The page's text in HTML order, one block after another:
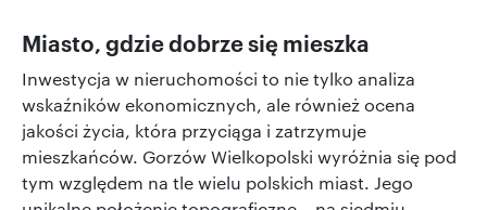
Miasto, gdzie dobrze się mieszka
Inwestycja w nieruchomości to nie tylko analiza
wskaźników ekonomicznych, ale również ocena
jakości życia, która przyciąga i zatrzymuje
mieszkańców. Gorzów Wielkopolski wyróżnia się pod
tym względem na tle wielu polskich miast. Jego